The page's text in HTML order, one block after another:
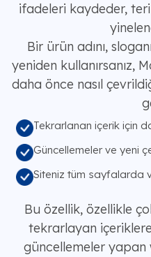
ifadeleri kaydeder,
Bir ürün adını,
yeniden kullanırsanız,
daha önce nasıl
Tekrarlanan içerik için
Güncellemeler ve yeni
Siteniz tüm sayfalarda
Bu özellik, özellikle
tekrarlayan
güncellemeler yapan